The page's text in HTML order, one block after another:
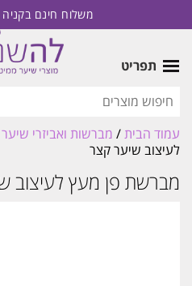
משלוח חינם בקניה מעל
תפריט
עמוד הבית/ מברשות ואביזרי שיער
לעיצוב שיער קצר
מברשת פן מעץ לעיצוב